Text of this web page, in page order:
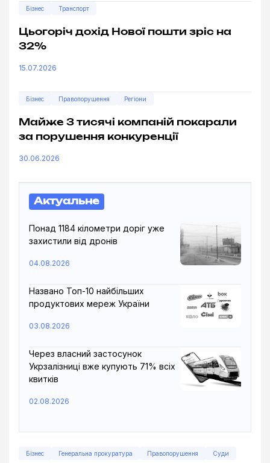
Бізнес Транспорт
Цьогоріч дохід Нової пошти зріс на
32%
15.07.2026
Бізнес Правопорушення Регіони
Майже 3 тисячі компаній покарали
за порушення конкуренції
30.06.2026
Актуальне
Понад 1184 кілометри доріг уже
захистили від дронів
04.08.2026
Названо Топ-10 найбільших
продуктових мереж України
03.08.2026
Через власний застосунок
Укрзалізниці вже купують 71% всіх
квитків
02.08.2026
Бізнес Генеральна прокуратура Правопорушення Суди